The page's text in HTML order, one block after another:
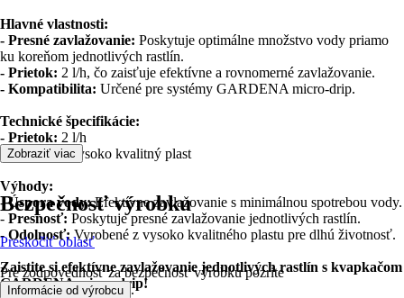
Hlavné vlastnosti:
- Presné zavlažovanie: Poskytuje optimálne množstvo vody priamo
ku koreňom jednotlivých rastlín.
- Prietok: 2 l/h, čo zaisťuje efektívne a rovnomerné zavlažovanie.
- Kompatibilita: Určené pre systémy GARDENA micro-drip.
Technické špecifikácie:
- Prietok: 2 l/h
- Materiál:Vysoko kvalitný plast
Výhody:
-Úspora vody:Efektívne zavlažovanie s minimálnou spotrebou vody.
- Presnosť: Poskytuje presné zavlažovanie jednotlivých rastlín.
-Odolnosť: Vyrobené z vysoko kvalitného plastu pre dlhú životnosť.
Zaistite si efektívne zavlažovanie jednotlivých rastlín s kvapkačom
GARDENA micro-drip!
Zobraziť viac
Bezpečnosť výrobku
Preskočiť oblasť
Pre zodpovednosť za bezpečnosť výrobku pozrite
Informácie od výrobcu .